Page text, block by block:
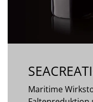
Maritime